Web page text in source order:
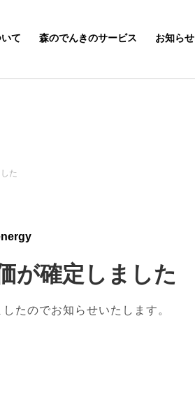
て 森のでんきのサービス お知らせ
た
が確定しました
たのでお知らせいたします。